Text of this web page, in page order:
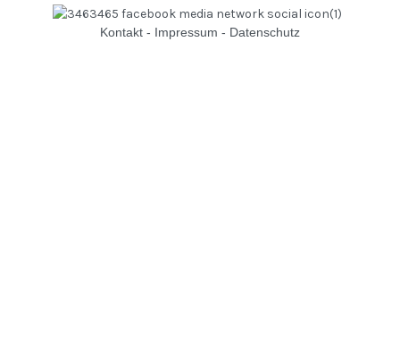
Kontakt - Impressum - Datenschutz